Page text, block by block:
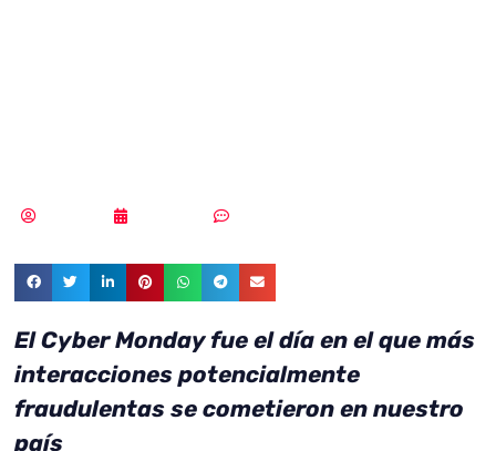
El Cyber Monday fue el día en el que más
interacciones potencialmente
fraudulentas se cometieron en nuestro
país